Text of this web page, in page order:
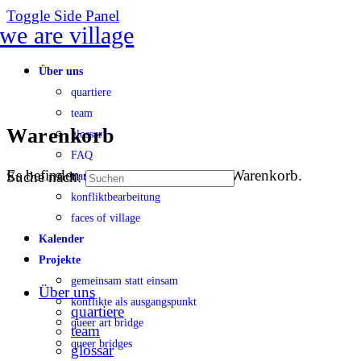
Toggle Side Panel
Über uns
quartiere
team
glossar
FAQ
transparenz
konfliktbearbeitung
faces of village
Kalender
Projekte
gemeinsam statt einsam
konflikte als ausgangspunkt
queer art bridge
queer bridges
Warenkorb
Es befinden sich keine Produkte im Warenkorb.
Suche nach:
Über uns
quartiere
team
glossar